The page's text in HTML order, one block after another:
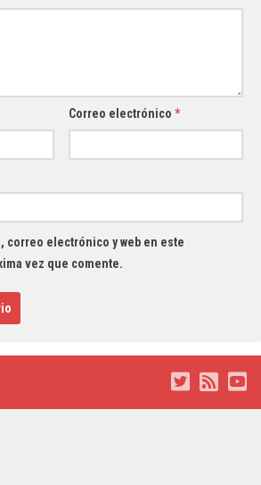
Correo electrónico*
correo electrónico y web en este
vez que comente.